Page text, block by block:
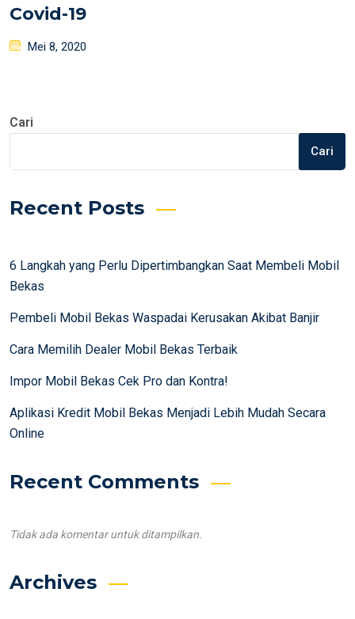
Covid-19
Posted
Mei 8, 2020
Cari
Cari
Recent Posts
6 Langkah yang Perlu Dipertimbangkan Saat Membeli Mobil
Bekas
Pembeli Mobil Bekas Waspadai Kerusakan Akibat Banjir
Cara Memilih Dealer Mobil Bekas Terbaik
Impor Mobil Bekas Cek Pro dan Kontra!
Aplikasi Kredit Mobil Bekas Menjadi Lebih Mudah Secara
Online
Recent Comments
Tidak ada komentar untuk ditampilkan.
Archives